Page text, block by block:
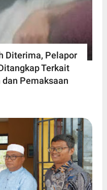
Diterima, Pelapor
Terkait
Pemaksaan